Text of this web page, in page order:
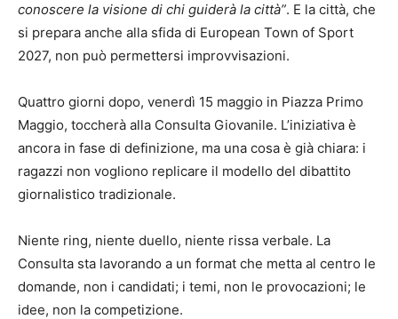
conoscere la visione di chi guiderà la città”. E la città, che
si prepara anche alla sfida di European Town of Sport
2027, non può permettersi improvvisazioni.
Quattro giorni dopo, venerdì 15 maggio in Piazza Primo
Maggio, toccherà alla Consulta Giovanile. L’iniziativa è
ancora in fase di definizione, ma una cosa è già chiara: i
ragazzi non vogliono replicare il modello del dibattito
giornalistico tradizionale.
Niente ring, niente duello, niente rissa verbale. La
Consulta sta lavorando a un format che metta al centro le
domande, non i candidati; i temi, non le provocazioni; le
idee, non la competizione.